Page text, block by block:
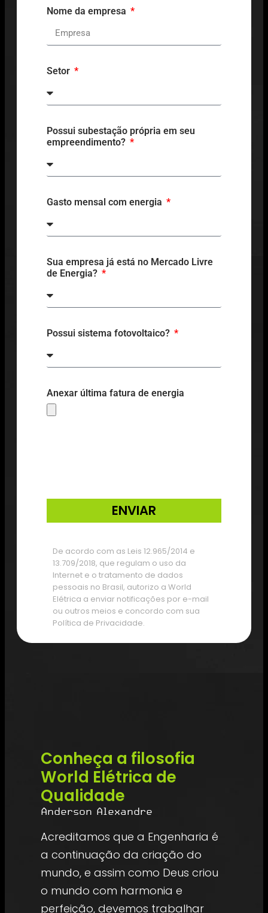
Nome da empresa
Setor
Possui subestação própria em seu
empreendimento?
Gasto mensal com energia
Sua empresa já está no Mercado Livre
de Energia?
Possui sistema fotovoltaico?
Anexar última fatura de energia
ENVIAR
De acordo com as Leis 12.965/2014 e
13.709/2018, que regulam o uso da
Internet e o tratamento de dados
pessoais no Brasil, autorizo a World
Elétrica a enviar notificações por e-mail
ou outros meios e concordo com sua
Política de Privacidade.
Conheça a filosofia
World Elétrica de
Qualidade
Anderson Alexandre
Acreditamos que a Engenharia é
a continuação da criação do
mundo, e assim como Deus criou
o mundo com harmonia e
perfeição, devemos trabalhar